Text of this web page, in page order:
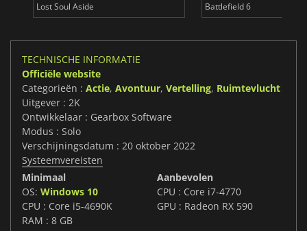
Lost Soul Aside Battlefield 6
TECHNISCHE INFORMATIE
Officiële website
Categorieën : Actie, Avontuur, Vertelling, Ruimtevlucht
Uitgever : 2K
Ontwikkelaar : Gearbox Software
Modus : Solo
Verschijningsdatum : 20 oktober 2022
Systeemvereisten
Minimaal
OS: Windows 10
CPU : Core i5-4690K
RAM : 8 GB
Aanbevolen
CPU : Core i7-4770
GPU : Radeon RX 590